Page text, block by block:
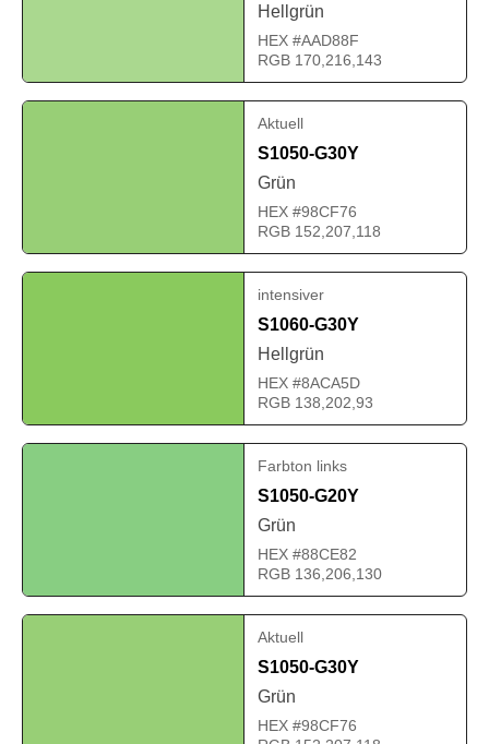
Hellgrün
HEX #AAD88F
RGB 170,216,143
Aktuell
S1050-G30Y
Grün
HEX #98CF76
RGB 152,207,118
intensiver
S1060-G30Y
Hellgrün
HEX #8ACA5D
RGB 138,202,93
Farbton links
S1050-G20Y
Grün
HEX #88CE82
RGB 136,206,130
Aktuell
S1050-G30Y
Grün
HEX #98CF76